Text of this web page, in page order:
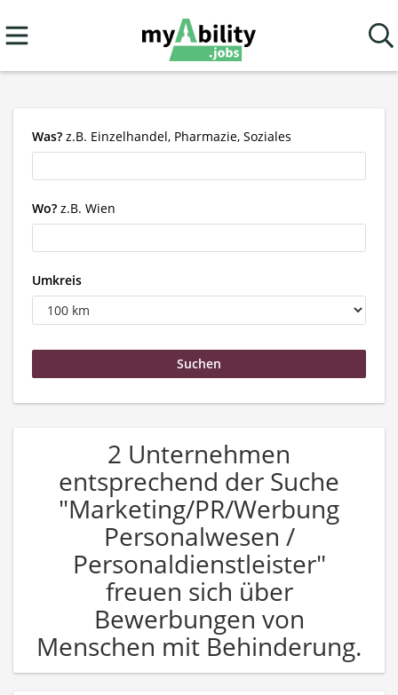
Was? z.B. Einzelhandel, Pharmazie, Soziales
Wo? z.B. Wien
Umkreis
2 Unternehmen
entsprechend der Suche
"Marketing/PR/Werbung
Personalwesen /
Personaldienstleister"
freuen sich über
Bewerbungen von
Menschen mit Behinderung.